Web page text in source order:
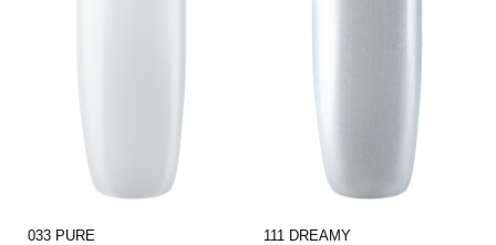
033 PURE
111 DREAMY